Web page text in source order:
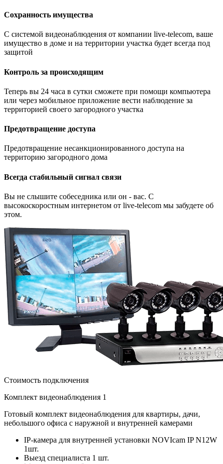
Сохранность имущества
С системой видеонаблюдения от компании live-telecom, ваше
имущество в доме и на территории участка будет всегда под
защитой
Контроль за происходящим
Теперь вы 24 часа в сутки сможете при помощи компьютера
или через мобильное приложение вести наблюдение за
территорией своего загородного участка
Предотвращение доступа
Предотвращение несанкционированного доступа на
территорию загородного дома
Всегда стабильный сигнал связи
Вы не слышите собеседника или он - вас. С
высокоскоростным интернетом от live-telecom мы забудете об
этом.
Стоимость подключения
Комплект видеонаблюдения 1
Готовый комплект видеонаблюдения для квартиры, дачи,
небольшого офиса с наружной и внутренней камерами
IP-камера для внутренней установки NOVIcam IP N12W
1шт.
Выезд специалиста 1 шт.